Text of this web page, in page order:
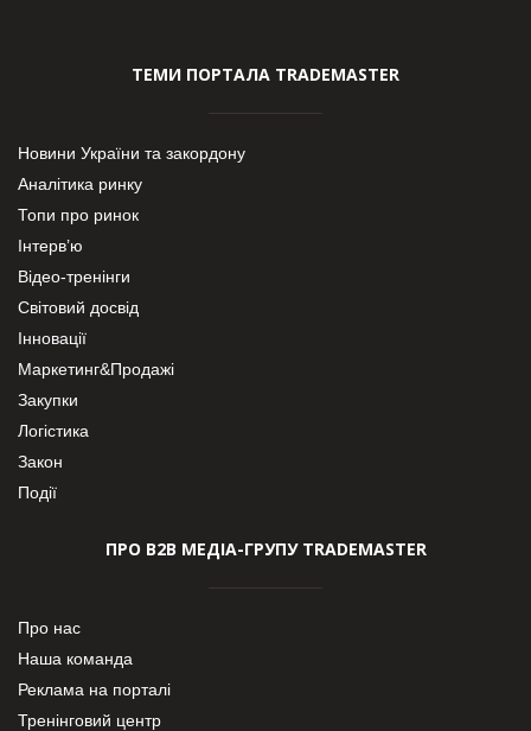
ТЕМИ ПОРТАЛА TRADEMASTER
Новини України та закордону
Аналітика ринку
Топи про ринок
Інтерв’ю
Відео-тренінги
Світовий досвід
Інновації
Маркетинг&Продажі
Закупки
Логістика
Закон
Події
ПРО В2В МЕДІА-ГРУПУ TRADEMASTER
Про нас
Наша команда
Реклама на порталі
Тренінговий центр